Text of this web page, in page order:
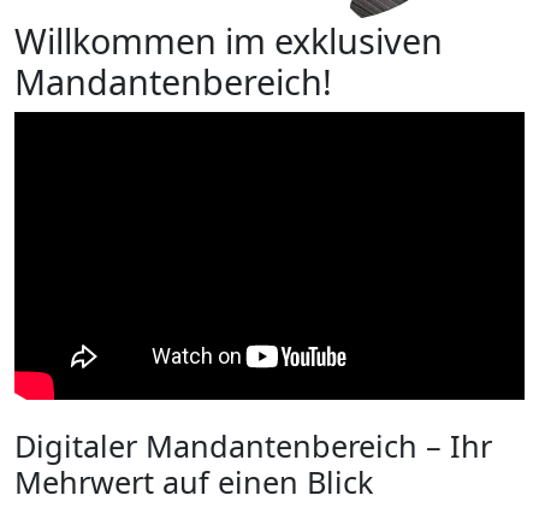
Willkommen im exklusiven
Mandantenbereich!
Digitaler Mandantenbereich – Ihr
Mehrwert auf einen Blick